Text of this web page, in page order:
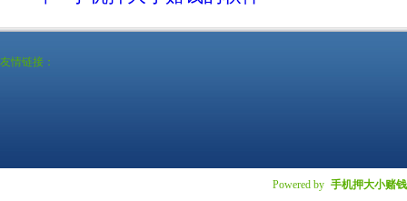
友情链接：
Powered by 手机押大小赌